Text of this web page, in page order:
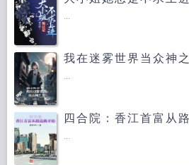
...
我在迷雾世界当众神
...
四合院：香江首富从
...